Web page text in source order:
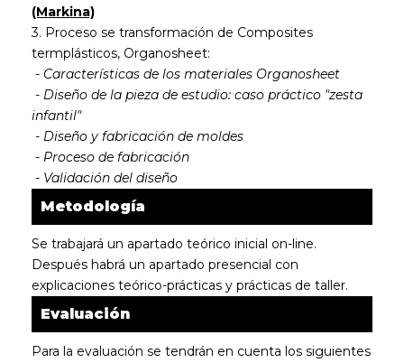
(Markina)
3. Proceso se transformación de Composites
termplásticos, Organosheet:
- Características de los materiales Organosheet
- Diseño de la pieza de estudio: caso práctico "zesta
infantil"
- Diseño y fabricación de moldes
- Proceso de fabricación
- Validación del diseño
Metodología
Se trabajará un apartado teórico inicial on-line.
Después habrá un apartado presencial con
explicaciones teórico-prácticas y prácticas de taller.
Evaluación
Para la evaluación se tendrán en cuenta los siguientes